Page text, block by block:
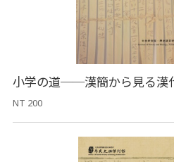
小学の道──漢簡から見る漢
NT 200